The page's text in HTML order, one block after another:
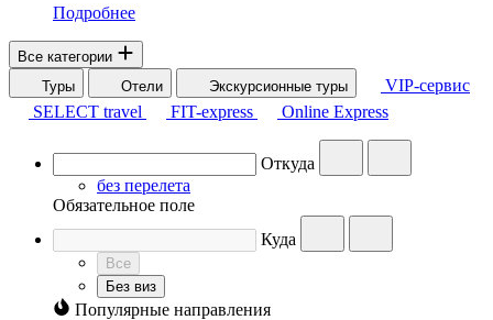
Подробнее
Все категории
Туры
Отели Экскурсионные туры
VIP-сервис
SELECT travel
FIT-express Online Express
Откуда
без перелета
Обязательное поле
Куда
Все
Без виз
Популярные направления